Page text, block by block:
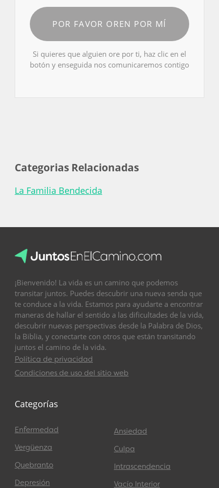
POR FAVOR OREN POR MÍ
Si quieres que alguien ore por ti, haz clic en el
botón y enseguida nos comunicaremos contigo
Categorias Relacionadas
La Familia Bendecida
¡Bienvenido! La vida es un camino que podemos
transitar juntos. Puedes descubrir una nueva senda que
te conduce a la vida. Estamos para ayudarte a encontrar
maneras de hallar el sentido a las dificultades de la vida,
descubrir nuevas perspectivas desde la Palabra de Dios,
la Biblia, y conectarte con otros que están transitando
juntos el camino de la vida.
Política de privacidad
Condiciones de uso del sitio web
Categorías
Enfermedad
Vergüenza
Quebranto
Depresión
Ansiedad
Culpa
Intrascendencia
Vacío Interior